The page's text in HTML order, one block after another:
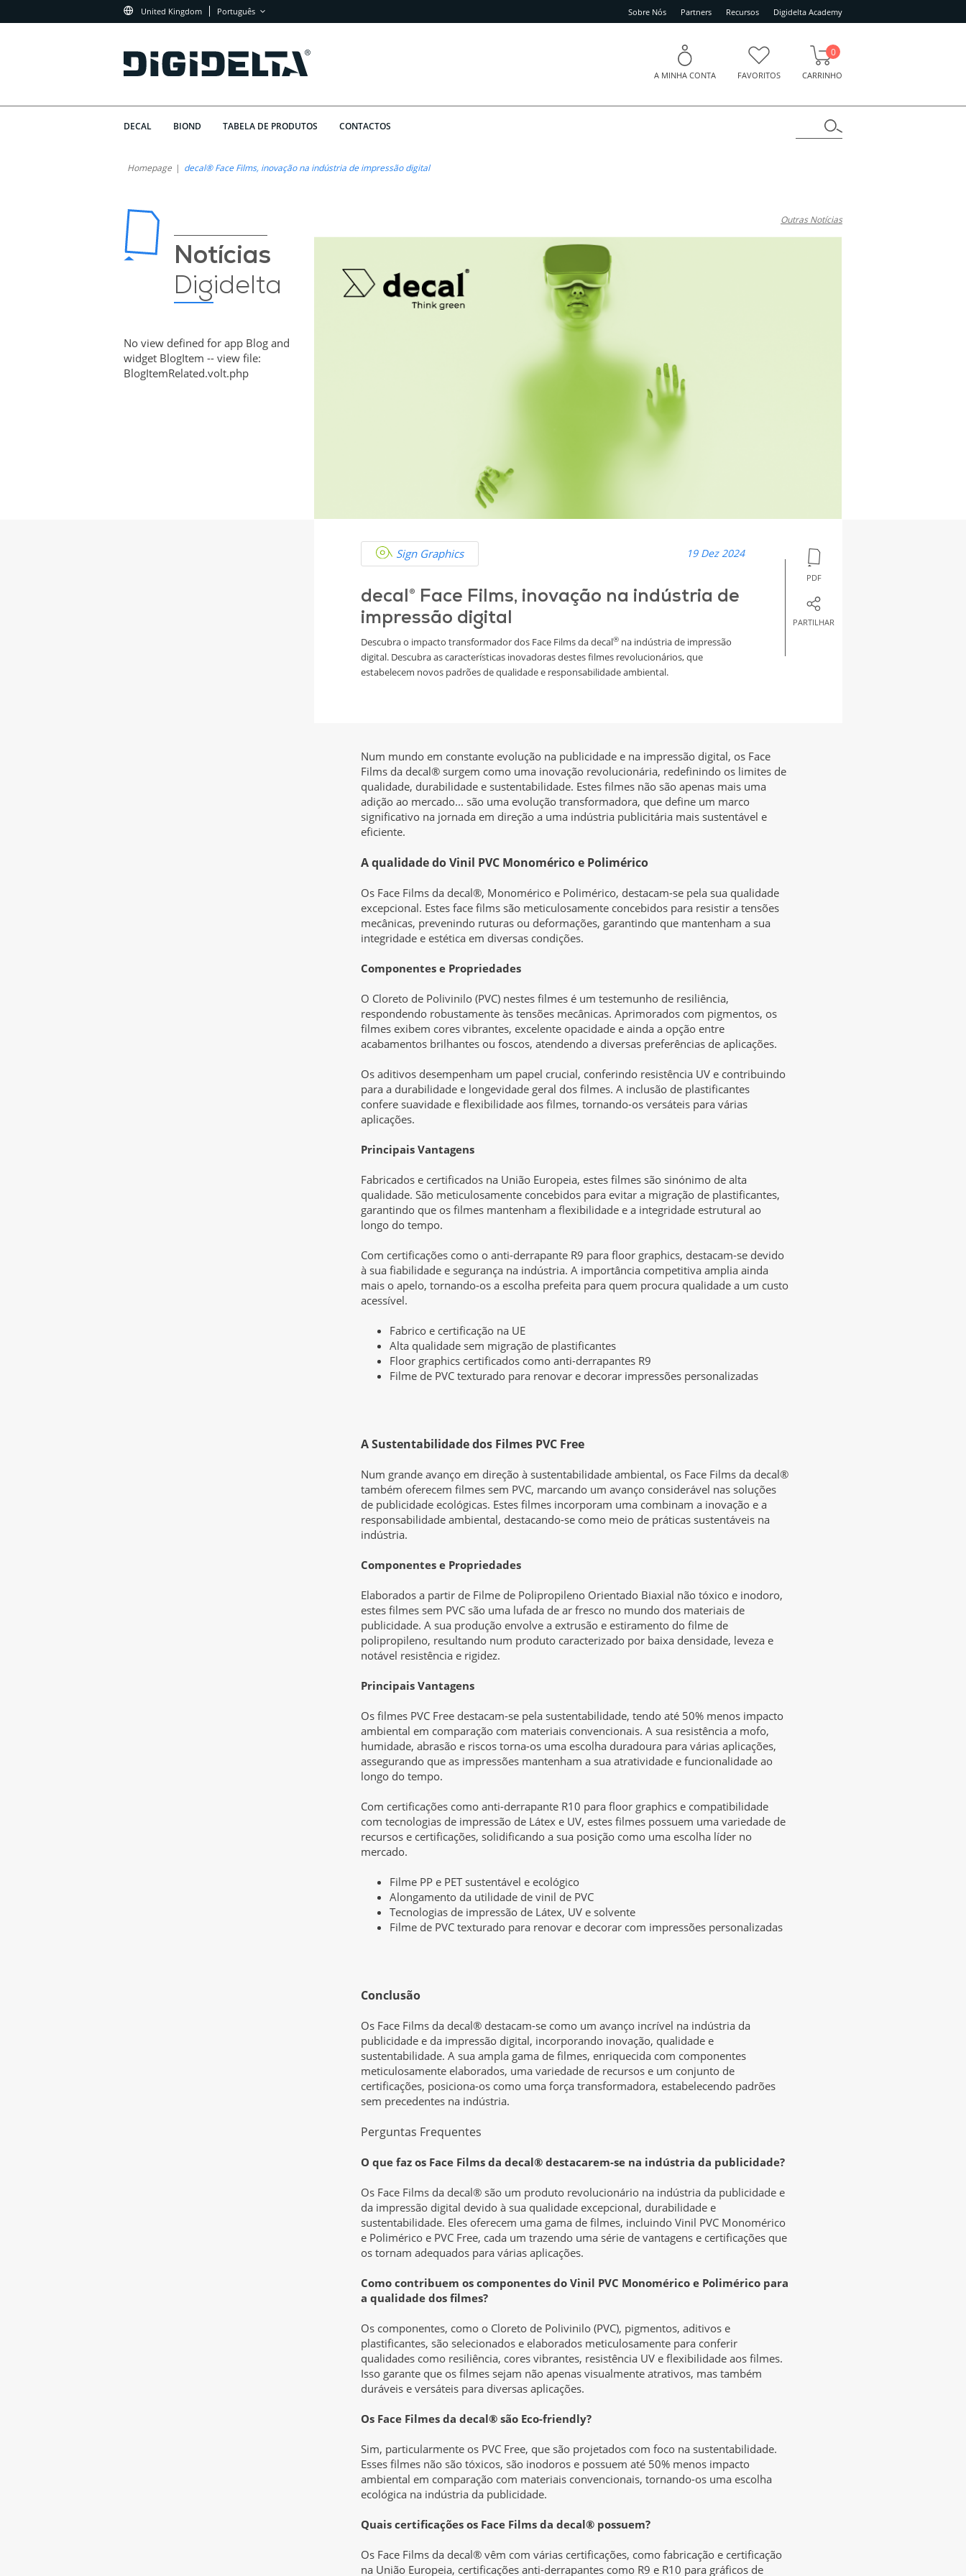
United Kingdom Português Sobre Nós Partners Recursos Digidelta Academy
A MINHA CONTA FAVORITOS CARRINHO
0
DECAL BIOND TABELA DE PRODUTOS CONTACTOS
Homepage decal® Face Films, inovação na indústria de impressão digital
Notícias
Digidelta
Outras Notícias
No view defined for app Blog and
widget BlogItem -- view file:
BlogItemRelated.volt.php
Sign Graphics 19 Dez 2024
decal® Face Films, inovação na indústria de
impressão digital
Descubra o impacto transformador dos Face Films da decal® na indústria de impressão
digital. Descubra as características inovadoras destes filmes revolucionários, que
estabelecem novos padrões de qualidade e responsabilidade ambiental.
PDF
PARTILHAR
Num mundo em constante evolução na publicidade e na impressão digital, os Face
Films da decal® surgem como uma inovação revolucionária, redefinindo os limites de
qualidade, durabilidade e sustentabilidade. Estes filmes não são apenas mais uma
adição ao mercado... são uma evolução transformadora, que define um marco
significativo na jornada em direção a uma indústria publicitária mais sustentável e
eficiente.
A qualidade do Vinil PVC Monomérico e Polimérico
Os Face Films da decal®, Monomérico e Polimérico, destacam-se pela sua qualidade
excepcional. Estes face films são meticulosamente concebidos para resistir a tensões
mecânicas, prevenindo ruturas ou deformações, garantindo que mantenham a sua
integridade e estética em diversas condições.
Componentes e Propriedades
O Cloreto de Polivinilo (PVC) nestes filmes é um testemunho de resiliência,
respondendo robustamente às tensões mecânicas. Aprimorados com pigmentos, os
filmes exibem cores vibrantes, excelente opacidade e ainda a opção entre
acabamentos brilhantes ou foscos, atendendo a diversas preferências de aplicações.
Os aditivos desempenham um papel crucial, conferindo resistência UV e contribuindo
para a durabilidade e longevidade geral dos filmes. A inclusão de plastificantes
confere suavidade e flexibilidade aos filmes, tornando-os versáteis para várias
aplicações.
Principais Vantagens
Fabricados e certificados na União Europeia, estes filmes são sinónimo de alta
qualidade. São meticulosamente concebidos para evitar a migração de plastificantes,
garantindo que os filmes mantenham a flexibilidade e a integridade estrutural ao
longo do tempo.
Com certificações como o anti-derrapante R9 para floor graphics, destacam-se devido
à sua fiabilidade e segurança na indústria. A importância competitiva amplia ainda
mais o apelo, tornando-os a escolha prefeita para quem procura qualidade a um custo
acessível.
Fabrico e certificação na UE
Alta qualidade sem migração de plastificantes
Floor graphics certificados como anti-derrapantes R9
Filme de PVC texturado para renovar e decorar impressões personalizadas
A Sustentabilidade dos Filmes PVC Free
Num grande avanço em direção à sustentabilidade ambiental, os Face Films da decal®
também oferecem filmes sem PVC, marcando um avanço considerável nas soluções
de publicidade ecológicas. Estes filmes incorporam uma combinam a inovação e a
responsabilidade ambiental, destacando-se como meio de práticas sustentáveis na
indústria.
Componentes e Propriedades
Elaborados a partir de Filme de Polipropileno Orientado Biaxial não tóxico e inodoro,
estes filmes sem PVC são uma lufada de ar fresco no mundo dos materiais de
publicidade. A sua produção envolve a extrusão e estiramento do filme de
polipropileno, resultando num produto caracterizado por baixa densidade, leveza e
notável resistência e rigidez.
Principais Vantagens
Os filmes PVC Free destacam-se pela sustentabilidade, tendo até 50% menos impacto
ambiental em comparação com materiais convencionais. A sua resistência a mofo,
humidade, abrasão e riscos torna-os uma escolha duradoura para várias aplicações,
assegurando que as impressões mantenham a sua atratividade e funcionalidade ao
longo do tempo.
Com certificações como anti-derrapante R10 para floor graphics e compatibilidade
com tecnologias de impressão de Látex e UV, estes filmes possuem uma variedade de
recursos e certificações, solidificando a sua posição como uma escolha líder no
mercado.
Filme PP e PET sustentável e ecológico
Alongamento da utilidade de vinil de PVC
Tecnologias de impressão de Látex, UV e solvente
Filme de PVC texturado para renovar e decorar com impressões personalizadas
Conclusão
Os Face Films da decal® destacam-se como um avanço incrível na indústria da
publicidade e da impressão digital, incorporando inovação, qualidade e
sustentabilidade. A sua ampla gama de filmes, enriquecida com componentes
meticulosamente elaborados, uma variedade de recursos e um conjunto de
certificações, posiciona-os como uma força transformadora, estabelecendo padrões
sem precedentes na indústria.
Perguntas Frequentes
O que faz os Face Films da decal® destacarem-se na indústria da publicidade?
Os Face Films da decal® são um produto revolucionário na indústria da publicidade e
da impressão digital devido à sua qualidade excepcional, durabilidade e
sustentabilidade. Eles oferecem uma gama de filmes, incluindo Vinil PVC Monomérico
e Polimérico e PVC Free, cada um trazendo uma série de vantagens e certificações que
os tornam adequados para várias aplicações.
Como contribuem os componentes do Vinil PVC Monomérico e Polimérico para
a qualidade dos filmes?
Os componentes, como o Cloreto de Polivinilo (PVC), pigmentos, aditivos e
plastificantes, são selecionados e elaborados meticulosamente para conferir
qualidades como resiliência, cores vibrantes, resistência UV e flexibilidade aos filmes.
Isso garante que os filmes sejam não apenas visualmente atrativos, mas também
duráveis e versáteis para diversas aplicações.
Os Face Filmes da decal® são Eco-friendly?
Sim, particularmente os PVC Free, que são projetados com foco na sustentabilidade.
Esses filmes não são tóxicos, são inodoros e possuem até 50% menos impacto
ambiental em comparação com materiais convencionais, tornando-os uma escolha
ecológica na indústria da publicidade.
Quais certificações os Face Films da decal® possuem?
Os Face Films da decal® vêm com várias certificações, como fabricação e certificação
na União Europeia, certificações anti-derrapantes como R9 e R10 para gráficos de
Impressão
Sustentabilidade